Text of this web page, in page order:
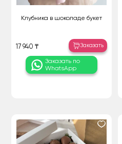
Клубника в шоколаде букет
17 940 ₸ Заказать
Заказать по
WhatsApp